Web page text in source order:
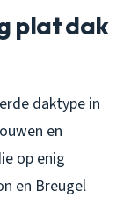
plat dak
daktype in
en
op enig
en Breugel